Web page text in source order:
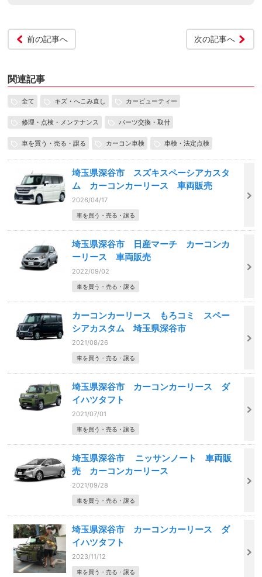
前の記事へ 次の記事へ
関連記事
全て キズ・へこみ直し カービューティー
修理・点検・メンテナンス パーツ交換・取付
車を買う・売る・譲る カーコン車検 車検・法定点検
埼玉県深谷市 スズキスペーシアカスタ
ム カーコンカーリース 車両販売
2026/04/17
車を買う・売る・譲る
埼玉県深谷市 日産マーチ カーコンカ
ーリース 車両販売
2022/09/02
車を買う・売る・譲る
カーコンカーリース もろコミ スペー
シアカスタム 埼玉県深谷市
2021/08/26
車を買う・売る・譲る
埼玉県深谷市 カーコンカーリース ダ
イハツタフト
2021/07/01
車を買う・売る・譲る
埼玉県深谷市 ニッサンノート 車両販
売 カーコンカーリース
2021/09/28
車を買う・売る・譲る
埼玉県深谷市 カーコンカーリース ダ
イハツタフト
2023/11/12
車を買う・売る・譲る